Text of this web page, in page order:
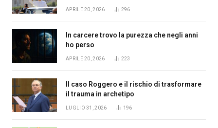
APRILE 20, 2026 296
In carcere trovo la purezza che negli anni
ho perso
APRILE 20, 2026 223
Il caso Roggero e il rischio di trasformare
il trauma in archetipo
LUGLIO 31, 2026 196